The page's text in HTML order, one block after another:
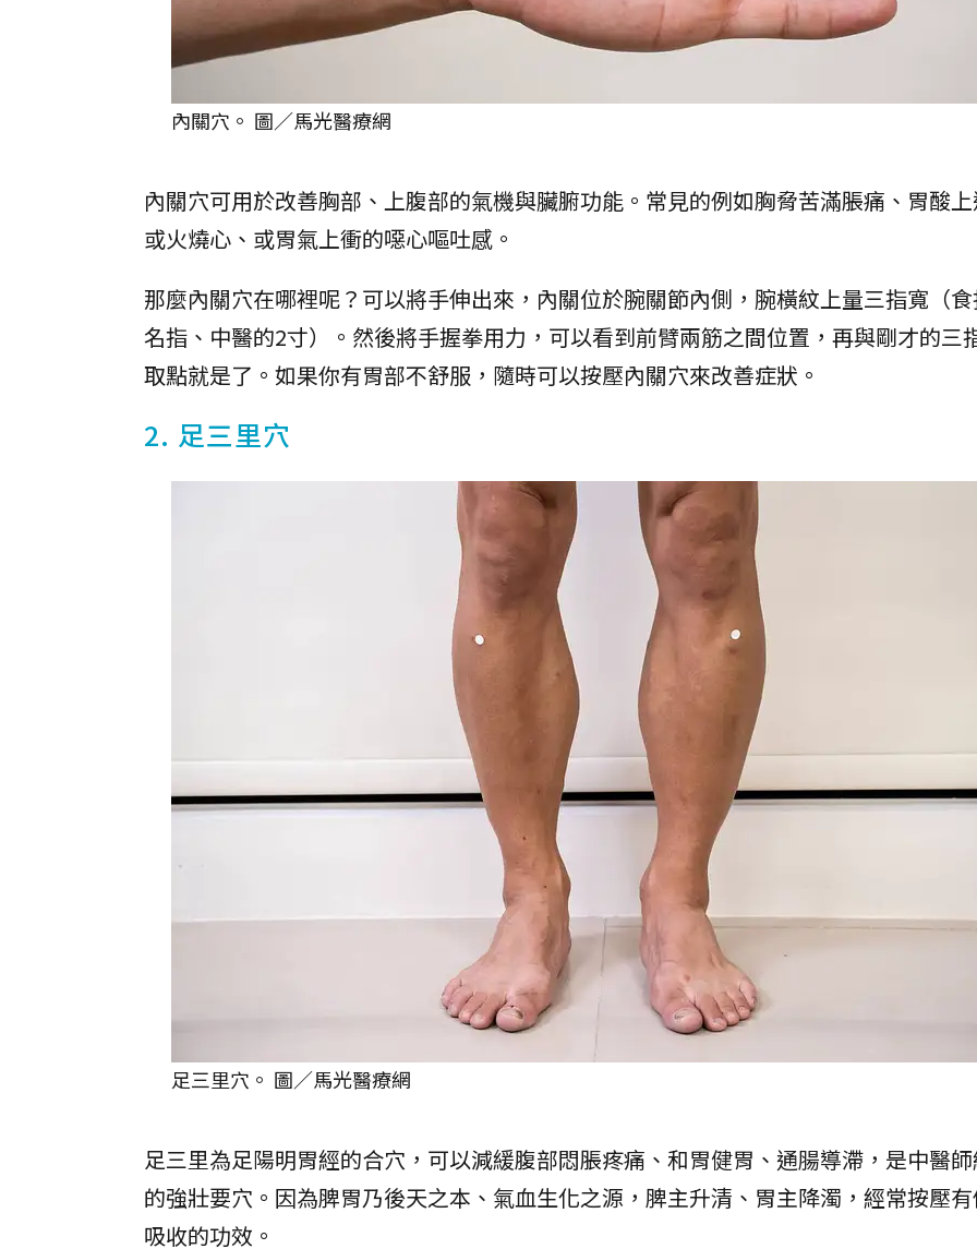
內關穴。 圖／馬光醫療網
內關穴可用於改善胸部、上腹部的氣機與臟腑功能。常見的例如胸脅苦滿脹痛、胃酸
或火燒心、或胃氣上衝的噁心嘔吐感。
那麼內關穴在哪裡呢？可以將手伸出來，內關位於腕關節內側，腕橫紋上量三指寬（
名指、中醫的2寸）。然後將手握拳用力，可以看到前臂兩筋之間位置，再與剛才的三
取點就是了。如果你有胃部不舒服，隨時可以按壓內關穴來改善症狀。
2. 足三里穴
足三里穴。 圖／馬光醫療網
足三里為足陽明胃經的合穴，可以減緩腹部悶脹疼痛、和胃健胃、通腸導滯，是中醫
的強壯要穴。因為脾胃乃後天之本、氣血生化之源，脾主升清、胃主降濁，經常按壓
吸收的功效。